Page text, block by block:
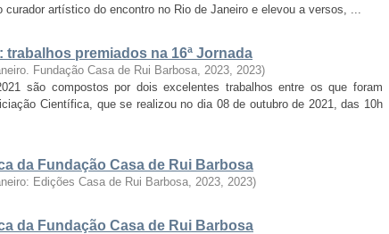
curador artístico do encontro no Rio de Janeiro e elevou a versos, ...
premiados na 16ª Jornada
Fundação Casa de Rui Barbosa, 2023, 2023)
são compostos por dois excelentes trabalhos entre os que foram
Científica, que se realizou no dia 08 de outubro de 2021, das 10h
da Fundação Casa de Rui Barbosa
Edições Casa de Rui Barbosa, 2023, 2023)
da Fundação Casa de Rui Barbosa